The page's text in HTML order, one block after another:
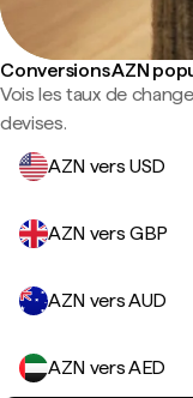
Conversions AZN
Vois les taux de
devises.
AZN vers USD
AZN vers GBP
AZN vers AUD
AZN vers AED